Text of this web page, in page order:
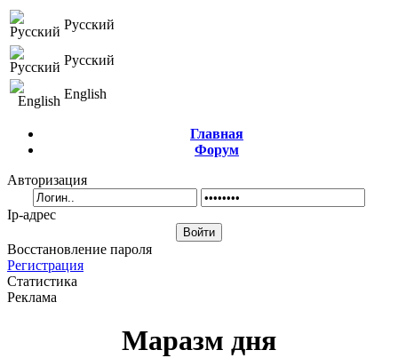
Русский
Русский
English
Главная
Форум
Авторизация
Ip-адрес
Восстановление пароля
Регистрация
Статистика
Реклама
Маразм дня